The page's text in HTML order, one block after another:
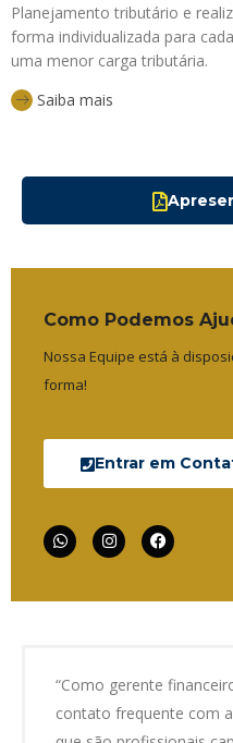
Planejamento tributário e
forma individualizada para
uma menor carga tributária.
Saiba mais
Como Podemos
Nossa Equipe está à
forma!
Entrar em
“Como gerente
contato frequente com